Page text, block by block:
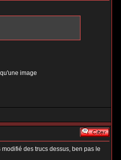
image
des trucs dessus, ben pas le